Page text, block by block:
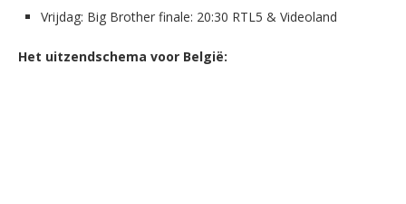
Vrijdag: Big Brother finale: 20:30 RTL5 & Videoland
Het uitzendschema voor België: